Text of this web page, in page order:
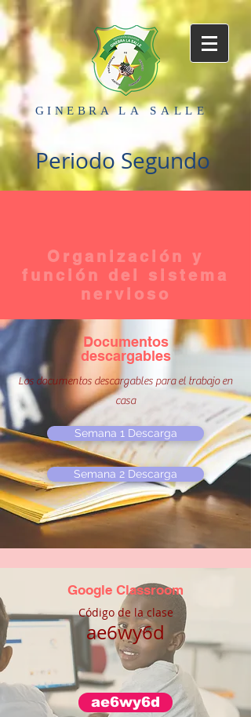
LA SALLE
GINEBRA
Periodo Segundo
Organización y
función del sistema
nervioso
Documentos
descargables
Los documentos descargables para el trabajo en
casa
Semana 1 Descarga
Semana 2 Descarga
Google Classroom
Código de la clase
ae6wy6d
ae6wy6d